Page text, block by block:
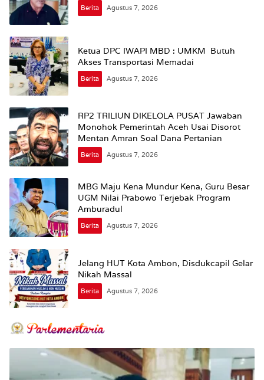
Berita Agustus 7, 2026
Ketua DPC IWAPI MBD : UMKM Butuh
Akses Transportasi Memadai
Berita Agustus 7, 2026
RP2 TRILIUN DIKELOLA PUSAT Jawaban
Monohok Pemerintah Aceh Usai Disorot
Mentan Amran Soal Dana Pertanian
Berita Agustus 7, 2026
MBG Maju Kena Mundur Kena, Guru Besar
UGM Nilai Prabowo Terjebak Program
Amburadul
Berita Agustus 7, 2026
Jelang HUT Kota Ambon, Disdukcapil Gelar
Nikah Massal
Berita Agustus 7, 2026